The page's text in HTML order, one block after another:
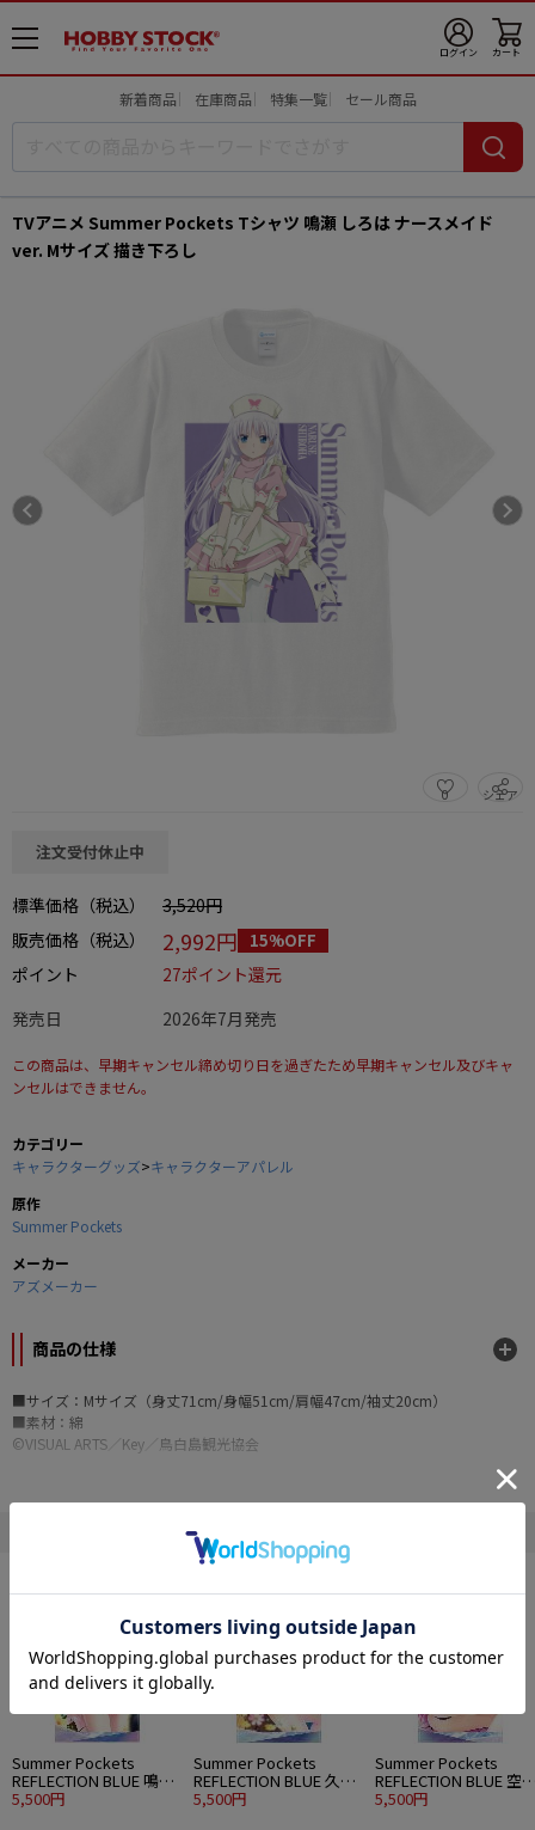
メ
ニ
ログイン カート
新着商品 在庫商品 特集一覧 セール商品
TVアニメ Summer Pockets Tシャツ 鳴瀬 しろは ナースメイド
ver. Mサイズ 描き下ろし
0 シェア
この商品をシェアする
注文受付休止中
標準価格（税込）
3,520円
販売価格（税込）
2,992円 15%OFF
ポイント
27ポイント還元
発売日
2026年7月発売
この商品は、早期キャンセル締め切り日を過ぎたため早期キャンセル及びキャ
ンセルはできません。
カテゴリー
キャラクターグッズ>キャラクターアパレル
原作
Summer Pockets
メーカー
アズメーカー
商品の仕様
■サイズ：Mサイズ（身丈71cm/身幅51cm/肩幅47cm/袖丈20cm）
■素材：綿
©VISUAL ARTS／Key／鳥白島観光協会
" Summer Pockets "の他の商品
Summer Pockets
REFLECTION BLUE 鳴瀬
しろは 120cmビッグタ
5,500円
Summer Pockets
REFLECTION BLUE 久島
鴎 120cmビッグタオル
5,500円
Summer Pockets
REFLECTION BLUE 空
蒼 120cmビッグタオル
5,500円